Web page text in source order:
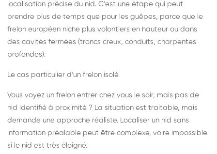
localisation précise du nid. C'est une étape qui peut
prendre plus de temps que pour les guêpes, parce que le
frelon européen niche plus volontiers en hauteur ou dans
des cavités fermées (troncs creux, conduits, charpentes
profondes).
Le cas particulier d'un frelon isolé
Vous voyez un frelon entrer chez vous le soir, mais pas de
nid identifié à proximité ? La situation est traitable, mais
demande une approche réaliste. Localiser un nid sans
information préalable peut être complexe, voire impossible
si le nid est très éloigné.